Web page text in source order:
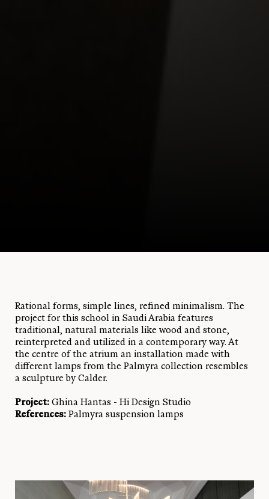
Rational forms, simple lines, refined minimalism. The
project for this school in Saudi Arabia features
traditional, natural materials like wood and stone,
reinterpreted and utilized in a contemporary way. At
the centre of the atrium an installation made with
different lamps from the Palmyra collection resembles
a sculpture by Calder.
Project: Ghina Hantas - Hi Design Studio
References: Palmyra suspension lamps